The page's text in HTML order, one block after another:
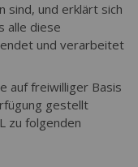
sind, und erklärt sich
alle diese
und verarbeitet
auf freiwilliger Basis
gestellt
zu folgenden